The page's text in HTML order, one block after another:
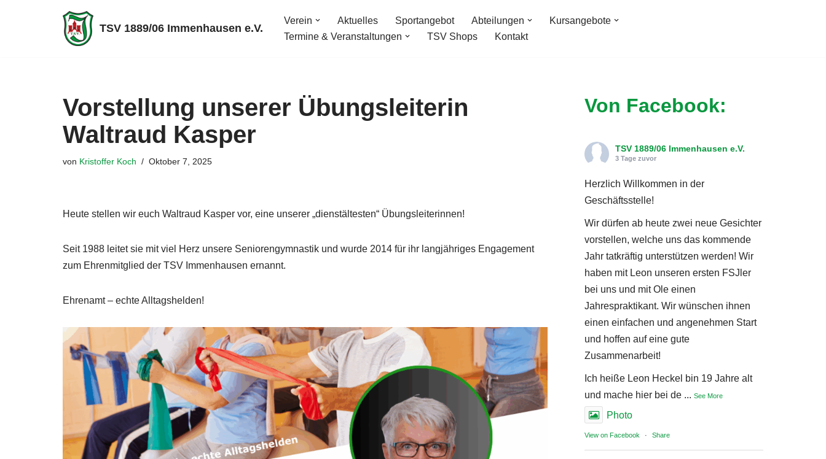
TSV 1889/06 Immenhausen e.V.
Verein Aktuelles Sportangebot Abteilungen
Kursangebote
Termine & Veranstaltungen
TSV Shops Kontakt
Vorstellung unserer Übungsleiterin
Waltraud Kasper
von Kristoffer Koch Oktober 7, 2025
Heute stellen wir euch Waltraud Kasper vor, eine unserer „dienstältesten“ Übungsleiterinnen!
Seit 1988 leitet sie mit viel Herz unsere Seniorengymnastik und wurde 2014 für ihr langjähriges Engagement
zum Ehrenmitglied der TSV Immenhausen ernannt.
Ehrenamt – echte Alltagshelden!
Von Facebook:
TSV 1889/06 Immenhausen e.V.
3 Tage zuvor
Herzlich Willkommen in der
Geschäftsstelle!
Wir dürfen ab heute zwei neue Gesichter
vorstellen, welche uns das kommende
Jahr tatkräftig unterstützen werden! Wir
haben mit Leon unseren ersten FSJler
bei uns und mit Ole einen
Jahrespraktikant. Wir wünschen ihnen
einen einfachen und angenehmen Start
und hoffen auf eine gute
Zusammenarbeit!
Ich heiße Leon Heckel bin 19 Jahre alt
und mache hier bei de ... See More
Photo
View on Facebook · Share